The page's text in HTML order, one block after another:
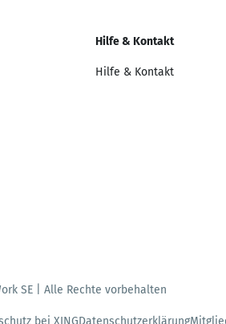
Hilfe & Kontakt
Hilfe & Kontakt
SE | Alle Rechte vorbehalten
bei XINGDatenschutzerklärung